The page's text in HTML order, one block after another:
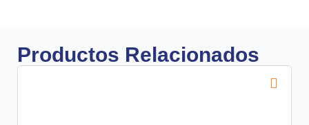
Productos Relacionados